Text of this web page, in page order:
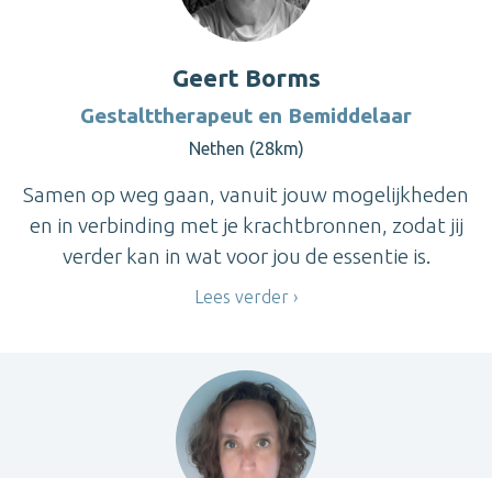
Geert Borms
Gestalttherapeut en Bemiddelaar
Nethen (28km)
Samen op weg gaan, vanuit jouw mogelijkheden
en in verbinding met je krachtbronnen, zodat jij
verder kan in wat voor jou de essentie is.
Lees verder